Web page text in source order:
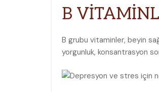
B
B grubu vitaminler, beyin
yorgunluk, konsantrasyon